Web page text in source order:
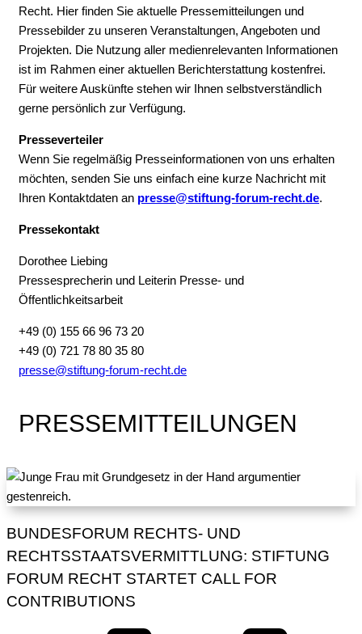
Recht. Hier finden Sie aktuelle Pressemitteilungen und
Pressebilder zu unseren Veranstaltungen, Angeboten und
Projekten. Die Nutzung aller medienrelevanten Informationen
ist im Rahmen einer aktuellen Berichterstattung kostenfrei.
Für weitere Auskünfte stehen wir Ihnen selbstverständlich
gerne persönlich zur Verfügung.
Presseverteiler
Wenn Sie regelmäßig Presseinformationen von uns erhalten
möchten, senden Sie uns einfach eine kurze Nachricht mit
Ihren Kontaktdaten an presse@stiftung-forum-recht.de.
Pressekontakt
Dorothee Liebing
Pressesprecherin und Leiterin Presse- und
Öffentlichkeitsarbeit
+49 (0) 155 66 96 73 20
+49 (0) 721 78 80 35 80
presse@stiftung-forum-recht.de
PRESSEMITTEILUNGEN
BUNDESFORUM RECHTS- UND
RECHTSSTAATSVERMITTLUNG: STIFTUNG
FORUM RECHT STARTET CALL FOR
CONTRIBUTIONS